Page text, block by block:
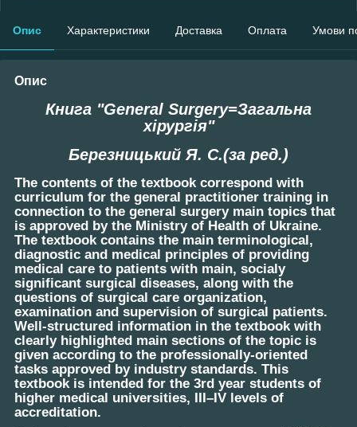
Опис Характеристики Доставка Оплата Умови
Опис
Книга "General Surgery=Загальна
хірургія"
Березницький Я. С.(за ред.)
The contents of the textbook correspond with
curriculum for the general practitioner training in
connection to the general surgery main topics that
is approved by the Ministry of Health of Ukraine.
The textbook contains the main terminological,
diagnostic and medical principles of providing
medical care to patients with main, socialy
significant surgical diseases, along with the
questions of surgical care organization,
examination and supervision of surgical patients.
Well-structured information in the textbook with
clearly highlighted main sections of the topic is
given according to the professionally-oriented
tasks approved by industry standards. This
textbook is intended for the 3rd year students of
higher medical universities, III–IV levels of
accreditation.